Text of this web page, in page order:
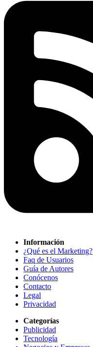
Información
¿Qué es el Marketing?
Faq de Usuarios
Guía de Autores
Conócenos
Contacto
Legal
Privacidad
Categorías
Publicidad
Tecnología